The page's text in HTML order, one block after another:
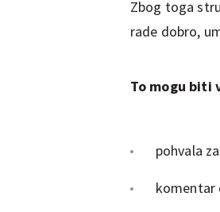
Zbog toga
rade dobro,
To mogu biti
pohvala
komentar